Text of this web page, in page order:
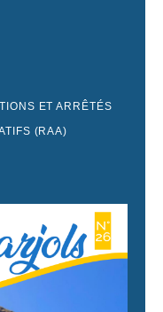
ET ARRÊTÉS
(RAA)